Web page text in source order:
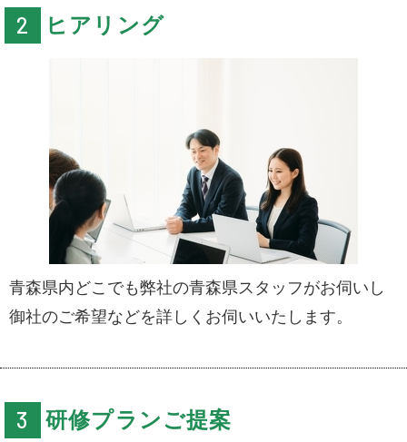
ヒアリング
青森県内どこでも弊社の青森県スタッフがお伺いし
御社のご希望などを詳しくお伺いいたします。
研修プランご提案